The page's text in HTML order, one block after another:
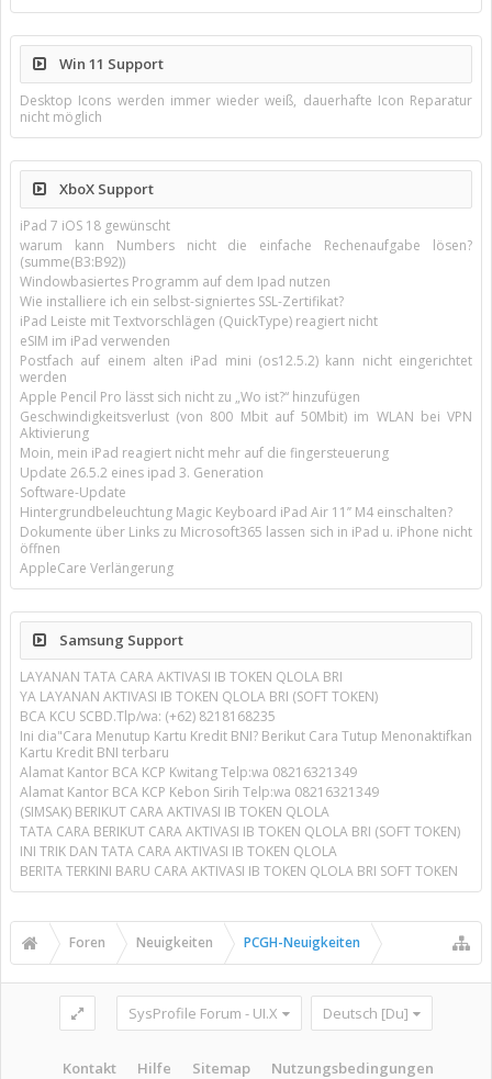
Win 11 Support
Desktop Icons werden immer wieder weiß, dauerhafte Icon Reparatur
nicht möglich
XboX Support
iPad 7 iOS 18 gewünscht
warum kann Numbers nicht die einfache Rechenaufgabe lösen?
(summe(B3:B92))
Windowbasiertes Programm auf dem Ipad nutzen
Wie installiere ich ein selbst-signiertes SSL-Zertifikat?
iPad Leiste mit Textvorschlägen (QuickType) reagiert nicht
eSIM im iPad verwenden
Postfach auf einem alten iPad mini (os12.5.2) kann nicht eingerichtet
werden
Apple Pencil Pro lässt sich nicht zu „Wo ist?“ hinzufügen
Geschwindigkeitsverlust (von 800 Mbit auf 50Mbit) im WLAN bei VPN
Aktivierung
Moin, mein iPad reagiert nicht mehr auf die fingersteuerung
Update 26.5.2 eines ipad 3. Generation
Software-Update
Hintergrundbeleuchtung Magic Keyboard iPad Air 11’’ M4 einschalten?
Dokumente über Links zu Microsoft365 lassen sich in iPad u. iPhone nicht
öffnen
AppleCare Verlängerung
Samsung Support
LAYANAN TATA CARA AKTIVASI IB TOKEN QLOLA BRI
YA LAYANAN AKTIVASI IB TOKEN QLOLA BRI (SOFT TOKEN)
BCA KCU SCBD.Tlp/wa: (+62) 8218168235
Ini dia"Cara Menutup Kartu Kredit BNI? Berikut Cara Tutup Menonaktifkan
Kartu Kredit BNI terbaru
Alamat Kantor BCA KCP Kwitang Telp:wa 08216321349
Alamat Kantor BCA KCP Kebon Sirih Telp:wa 08216321349
(SIMSAK) BERIKUT CARA AKTIVASI IB TOKEN QLOLA
TATA CARA BERIKUT CARA AKTIVASI IB TOKEN QLOLA BRI (SOFT TOKEN)
INI TRIK DAN TATA CARA AKTIVASI IB TOKEN QLOLA
BERITA TERKINI BARU CARA AKTIVASI IB TOKEN QLOLA BRI SOFT TOKEN
Foren Neuigkeiten PCGH-Neuigkeiten
SysProfile Forum - UI.X Deutsch [Du]
Kontakt Hilfe Sitemap Nutzungsbedingungen